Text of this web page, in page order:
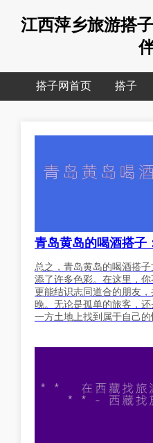
江西萍乡旅游搭
搭子网首页 搭子
青岛黄岛的喝酒搭子
总之，青岛黄岛的喝酒搭
添了许多色彩。在这里，
更能结识志同道合的朋友
晚。无论是孤单的旅客，
一方土地上找到属于自己的